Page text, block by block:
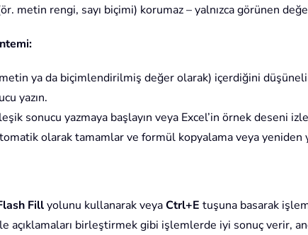
rengi, sayı biçimi) korumaz – yalnızca görünen
ya da biçimlendirilmiş değer olarak) içerdiğini
yazın.
sonucu yazmaya başlayın veya Excel’in örnek deseni
olarak tamamlar ve formül kopyalama veya
Fillyolunu kullanarak veyaCtrl+E tuşuna basarak
açıklamaları birleştirmek gibi işlemlerde iyi sonuç verir,